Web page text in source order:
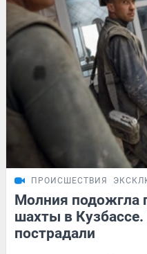
ПРОИСШЕСТВИЯ
Молния подожгла
шахты в Кузбассе.
пострадали